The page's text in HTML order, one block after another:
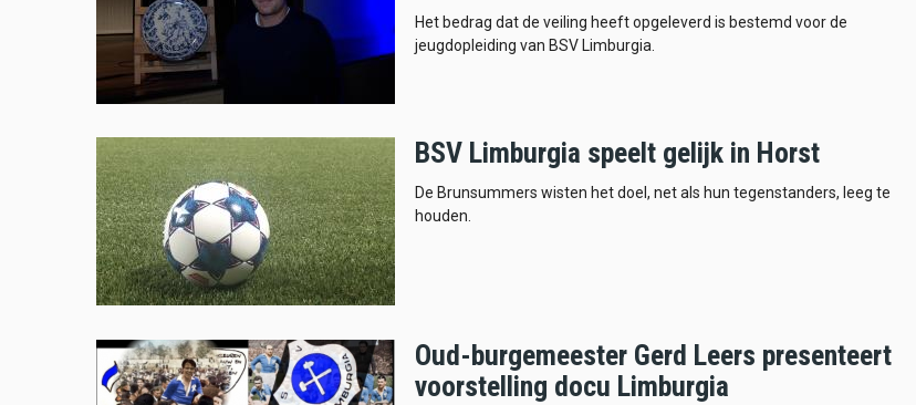
Het bedrag dat de veiling heeft opgeleverd is bestemd voor de
jeugdopleiding van BSV Limburgia.
BSV Limburgia speelt gelijk in Horst
De Brunsummers wisten het doel, net als hun tegenstanders, leeg te
houden.
Oud-burgemeester Gerd Leers presenteert
voorstelling docu Limburgia